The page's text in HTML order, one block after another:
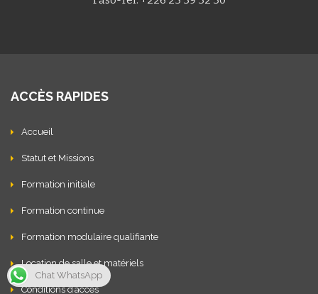
ACCÈS RAPIDES
Accueil
Statut et Missions
Formation initiale
Formation continue
Formation modulaire qualifiante
Location de salle et matériels
Conditions d’accès
Chat WhatsApp